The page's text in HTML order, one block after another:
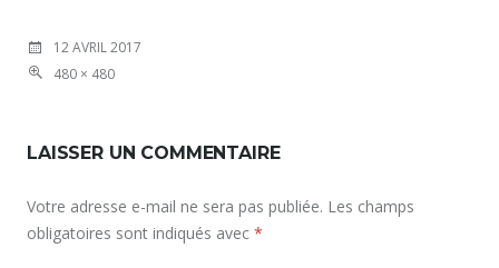
12 AVRIL 2017
480 × 480
LAISSER UN COMMENTAIRE
Votre adresse e-mail ne sera pas publiée. Les champs
obligatoires sont indiqués avec *